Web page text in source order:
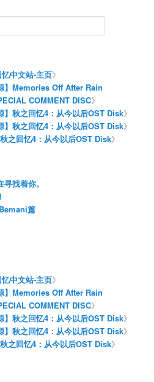
中文站-主页》
】Memories Off After Rain
COMMENT DISC》
】秋之回忆4：从今以后OST Disk》
】秋之回忆4：从今以后OST Disk》
秋之回忆4：从今以后OST Disk》
找着你。
篇
中文站-主页》
】Memories Off After Rain
COMMENT DISC》
】秋之回忆4：从今以后OST Disk》
】秋之回忆4：从今以后OST Disk》
秋之回忆4：从今以后OST Disk》